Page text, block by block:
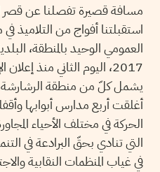
مسافة قصيرة تفصلنا عن قصر
استقبلتنا أفواج من التلاميذ
2017، اليوم الثاني منذ
يشمل كلّ من منطقة الرشارشة
أغلقت أربع مدارس أبوابها
الحركة في مختلف الأحياء
التي تنادي بحقّ البرادعة في
في غياب المنظمات النقابية